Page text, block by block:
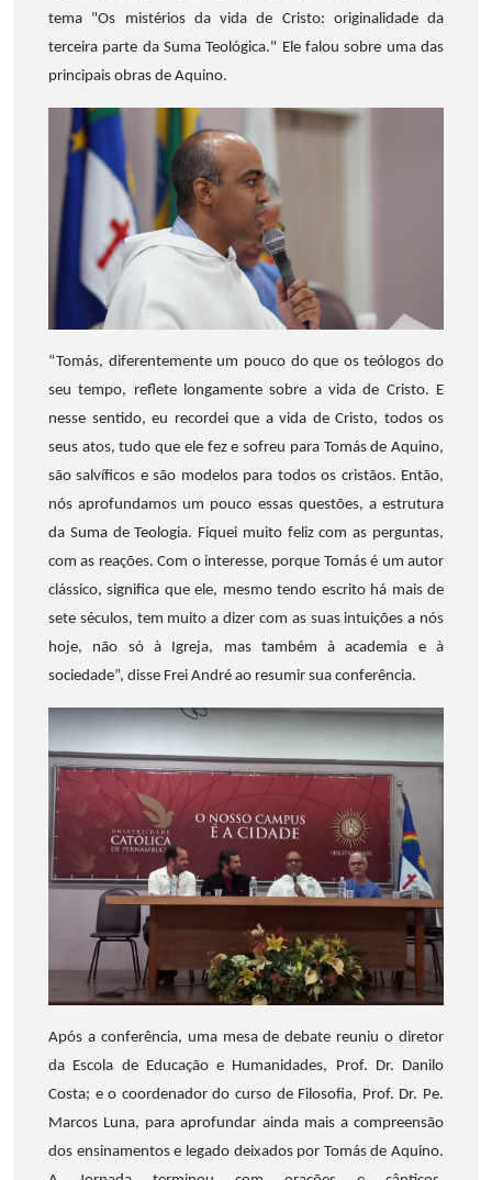
tema "Os mistérios da vida de Cristo: originalidade da
terceira parte da Suma Teológica." Ele falou sobre uma das
principais obras de Aquino.
“Tomás, diferentemente um pouco do que os teólogos do
seu tempo, reflete longamente sobre a vida de Cristo. E
nesse sentido, eu recordei que a vida de Cristo, todos os
seus atos, tudo que ele fez e sofreu para Tomás de Aquino,
são salvíficos e são modelos para todos os cristãos. Então,
nós aprofundamos um pouco essas questões, a estrutura
da Suma de Teologia. Fiquei muito feliz com as perguntas,
com as reações. Com o interesse, porque Tomás é um autor
clássico, significa que ele, mesmo tendo escrito há mais de
sete séculos, tem muito a dizer com as suas intuições a nós
hoje, não só à Igreja, mas também à academia e à
sociedade”, disse Frei André ao resumir sua conferência.
Após a conferência, uma mesa de debate reuniu o diretor
da Escola de Educação e Humanidades, Prof. Dr. Danilo
Costa; e o coordenador do curso de Filosofia, Prof. Dr. Pe.
Marcos Luna, para aprofundar ainda mais a compreensão
dos ensinamentos e legado deixados por Tomás de Aquino.